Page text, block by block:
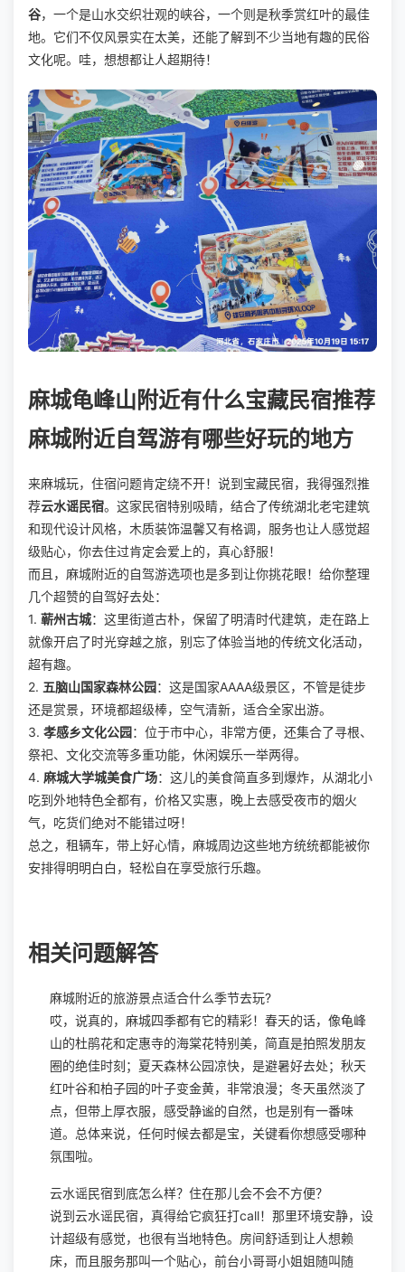
谷，一个是山水交织壮观的峡谷，一个则是秋季赏红叶的最佳
地。它们不仅风景实在太美，还能了解到不少当地有趣的民俗
文化呢。哇，想想都让人超期待！
麻城龟峰山附近有什么宝藏民宿推荐
麻城附近自驾游有哪些好玩的地方
来麻城玩，住宿问题肯定绕不开！说到宝藏民宿，我得强烈推
荐云水谣民宿。这家民宿特别吸睛，结合了传统湖北老宅建筑
和现代设计风格，木质装饰温馨又有格调，服务也让人感觉超
级贴心，你去住过肯定会爱上的，真心舒服！
而且，麻城附近的自驾游选项也是多到让你挑花眼！给你整理
几个超赞的自驾好去处：
1. 蕲州古城：这里街道古朴，保留了明清时代建筑，走在路上
就像开启了时光穿越之旅，别忘了体验当地的传统文化活动，
超有趣。
2. 五脑山国家森林公园 ：这是国家AAAA级景区，不管是徒步
还是赏景，环境都超级棒，空气清新，适合全家出游。
3. 孝感乡文化公园 ：位于市中心，非常方便，还集合了寻根、
祭祀、文化交流等多重功能，休闲娱乐一举两得。
4. 麻城大学城美食广场：这儿的美食简直多到爆炸，从湖北小
吃到外地特色全都有，价格又实惠，晚上去感受夜市的烟火
气，吃货们绝对不能错过呀！
总之，租辆车，带上好心情，麻城周边这些地方统统都能被你
安排得明明白白，轻松自在享受旅行乐趣。
相关问题解答
麻城附近的旅游景点适合什么季节去玩?
哎，说真的，麻城四季都有它的精彩！春天的话，像龟峰
山的杜鹃花和定惠寺的海棠花特别美，简直是拍照发朋友
圈的绝佳时刻；夏天森林公园凉快，是避暑好去处；秋天
红叶谷和柏子园的叶子变金黄，非常浪漫；冬天虽然淡了
点，但带上厚衣服，感受静谧的自然，也是别有一番味
道。总体来说，任何时候去都是宝，关键看你想感受哪种
氛围啦。
云水谣民宿到底怎么样？住在那儿会不会不方便？
说到云水谣民宿，真得给它疯狂打call！那里环境安静，设
计超级有感觉，也很有当地特色。房间舒适到让人想赖
床，而且服务那叫一个贴心，前台小哥哥小姐姐随叫随